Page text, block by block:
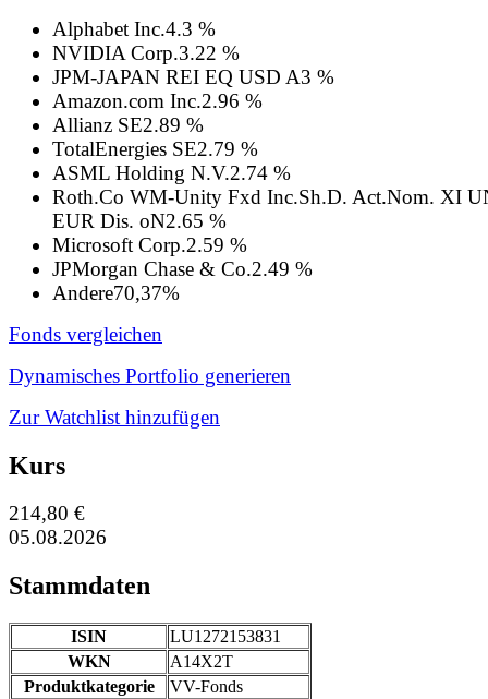
Alphabet Inc.4.3 %
NVIDIA Corp.3.22 %
JPM-JAPAN REI EQ USD A3 %
Amazon.com Inc.2.96 %
Allianz SE2.89 %
TotalEnergies SE2.79 %
ASML Holding N.V.2.74 %
Roth.Co WM-Unity Fxd Inc.Sh.D. Act.Nom. XI
EUR Dis. oN2.65 %
Microsoft Corp.2.59 %
JPMorgan Chase & Co.2.49 %
Andere70,37%
Fonds vergleichen
Dynamisches Portfolio generieren
Zur Watchlist hinzufügen
Kurs
214,80 €
05.08.2026
Stammdaten
ISIN
LU1272153831
WKN
A14X2T
Produktkategorie
VV-Fonds